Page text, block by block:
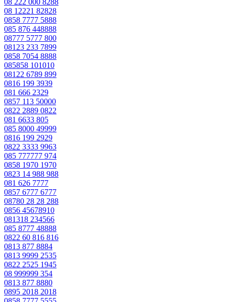
08 12221 82828
0858 7777 5888
085 876 448888
08777 5777 800
08123 233 7899
0858 7054 8888
085858 101010
08122 6789 899
0816 199 3939
081 666 2329
0857 113 50000
0822 2889 0822
081 6633 805
085 8000 49999
0816 199 2929
0822 3333 9963
085 777777 974
0858 1970 1970
0823 14 988 988
081 626 7777
0857 6777 6777
08780 28 28 288
0856 45678910
081318 234566
085 8777 48888
0822 60 816 816
0813 877 8884
0813 9999 2535
0822 2525 1945
08 999999 354
0813 877 8880
0895 2018 2018